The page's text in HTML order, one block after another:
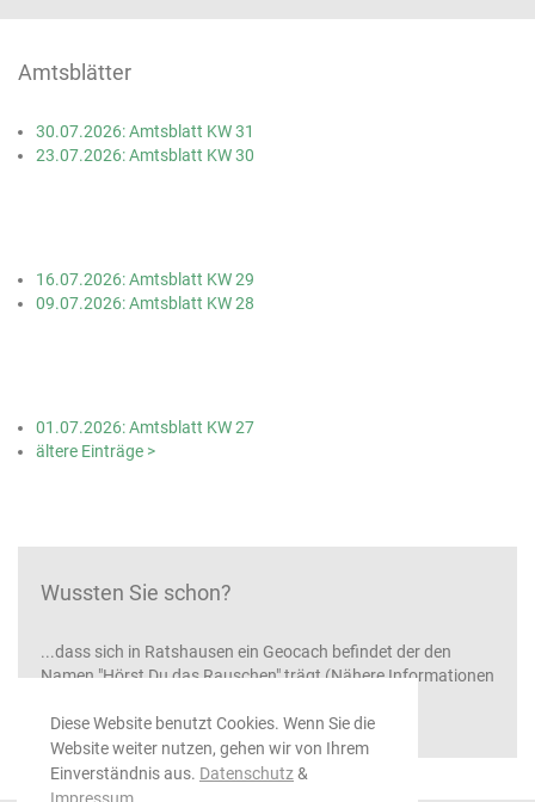
Diese Website benutzt Cookies. Wenn Sie die
Website weiter nutzen, gehen wir von Ihrem
Einverständnis aus. Datenschutz&
Amtsblätter
30.07.2026: Amtsblatt KW 31
23.07.2026: Amtsblatt KW 30
16.07.2026: Amtsblatt KW 29
09.07.2026: Amtsblatt KW 28
01.07.2026: Amtsblatt KW 27
ältere Einträge >
Wussten Sie schon?
...dass sich in Ratshausen ein Geocach befindet der den
Namen "Hörst Du das Rauschen" trägt (Nähere Informationen